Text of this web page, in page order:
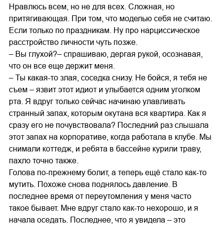
Нравлюсь всем, но не для всех. Сложная, но
притягивающая. При том, что моделью себя не считаю.
Если только по праздникам. Ну про нарциссическое
расстройство личности чуть позже.
– Вы глухой?– спрашиваю, дергая рукой, осознавая,
что он все еще держит меня.
– Ты какая-то злая, соседка снизу. Не бойся, я тебя не
съем – язвит этот идиот и улыбается одним уголком
рта. Я вдруг только сейчас начинаю улавливать
странный запах, которым окутана вся квартира. Как я
сразу его не почувствовала? Последний раз слышала
этот запах на корпоративе, когда работала в клубе. Мы
снимали коттедж, и ребята в бассейне курили траву,
пахло точно также.
Голова по-прежнему болит, а теперь ещё стало как-то
мутить. Похоже снова поднялось давление. В
последнее время от переутомления у меня часто
такое бывает. Мне вдруг стало как-то нехорошо, и я
начала оседать. Последнее, что я увидела – это